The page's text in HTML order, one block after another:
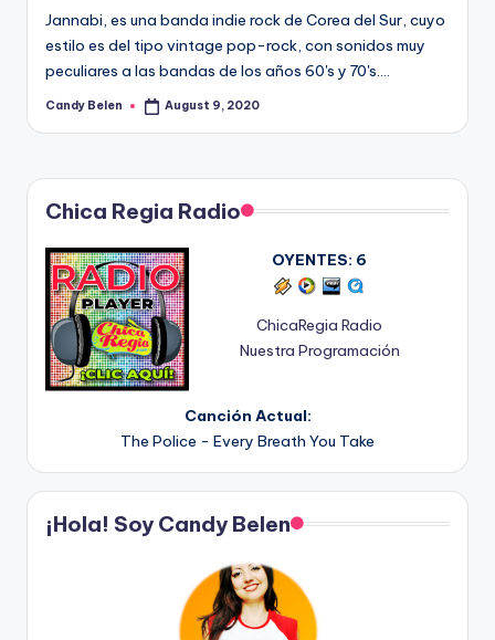
Jannabi, es una banda indie rock de Corea del Sur, cuyo
estilo es del tipo vintage pop-rock, con sonidos muy
peculiares a las bandas de los años 60's y 70's.…
Posted
Candy Belen August 9, 2020
Chica Regia Radio
OYENTES: 6
ChicaRegia Radio
Nuestra Programación
Canción Actual:
The Police - Every Breath You Take
¡Hola! Soy Candy Belen